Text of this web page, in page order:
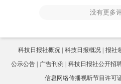
没有更多
科技日报社概况 科技日报概况 报社
公示公告
广告刊例 科技日报社公开招
信息网络传播视听节目许可